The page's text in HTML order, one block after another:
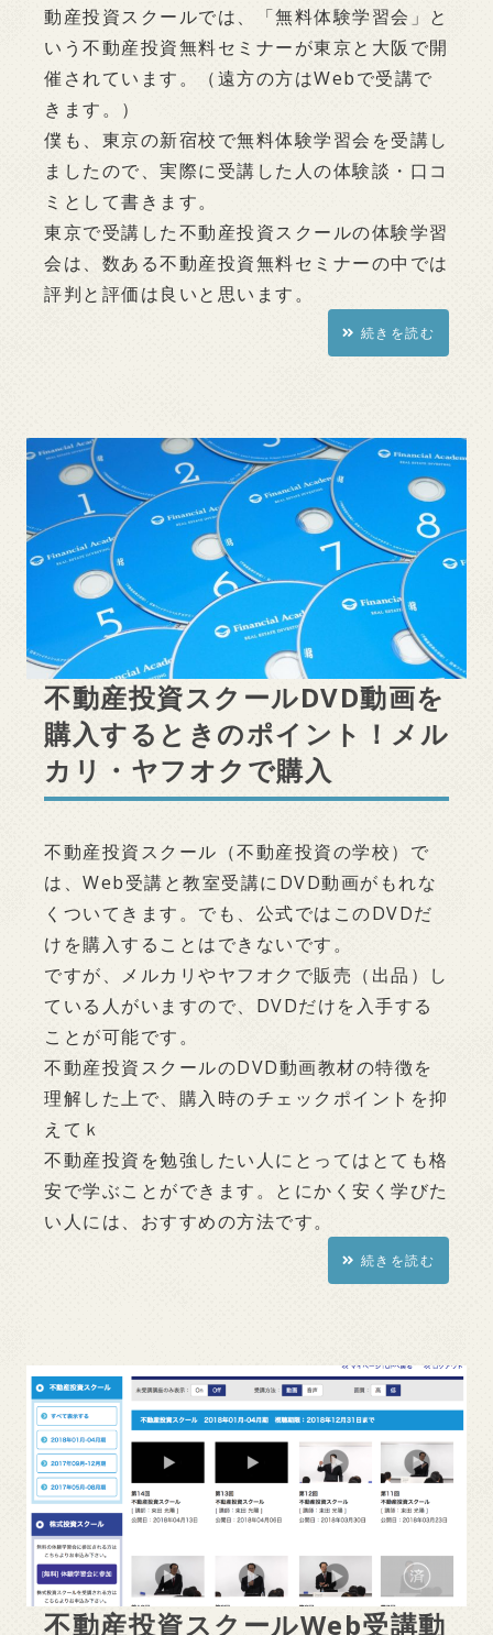
動産投資スクールでは、「無料体験学習会」と
いう不動産投資無料セミナーが東京と大阪で開
催されています。（遠方の方はWebで受講で
きます。）
僕も、東京の新宿校で無料体験学習会を受講し
ましたので、実際に受講した人の体験談・口コ
ミとして書きます。
東京で受講した不動産投資スクールの体験学習
会は、数ある不動産投資無料セミナーの中では
評判と評価は良いと思います。
続きを読む
不動産投資スクールDVD動画を
購入するときのポイント！メル
カリ・ヤフオクで購入
不動産投資スクール（不動産投資の学校）で
は、Web受講と教室受講にDVD動画がもれな
くついてきます。でも、公式ではこのDVDだ
けを購入することはできないです。
ですが、メルカリやヤフオクで販売（出品）し
ている人がいますので、DVDだけを入手する
ことが可能です。
不動産投資スクールのDVD動画教材の特徴を
理解した上で、購入時のチェックポイントを抑
えてｋ
不動産投資を勉強したい人にとってはとても格
安で学ぶことができます。とにかく安く学びた
い人には、おすすめの方法です。
続きを読む
不動産投資スクールWeb受講動